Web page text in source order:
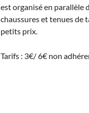
est organisé en parallèle
chaussures et tenues de
petits prix.
Tarifs : 3€/ 6€ non